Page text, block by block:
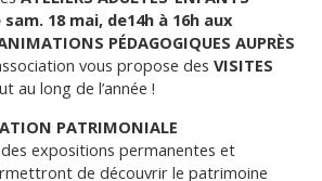
sam. 18 mai, de14h à 16h aux
PÉDAGOGIQUES AUPRÈS
vous propose desVISITES
au long de l’année !
PATRIMONIALE
expositions permanentes et
de découvrir le patrimoine